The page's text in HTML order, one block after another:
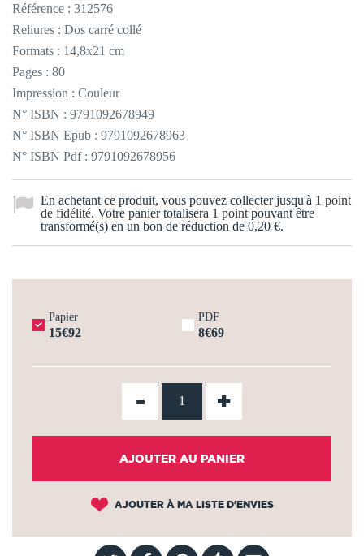
Référence : 312576
Reliures : Dos carré collé
Formats : 14,8x21 cm
Pages : 80
Impression : Couleur
N° ISBN : 9791092678949
N° ISBN Epub : 9791092678963
N° ISBN Pdf : 9791092678956
En achetant ce produit, vous pouvez collecter jusqu'à 1 point
de fidélité. Votre panier totalisera 1 point pouvant être
transformé(s) en un bon de réduction de 0,20 €.
Papier
15€92
PDF
8€69
- +
AJOUTER AU PANIER
AJOUTER À MA LISTE D'ENVIES